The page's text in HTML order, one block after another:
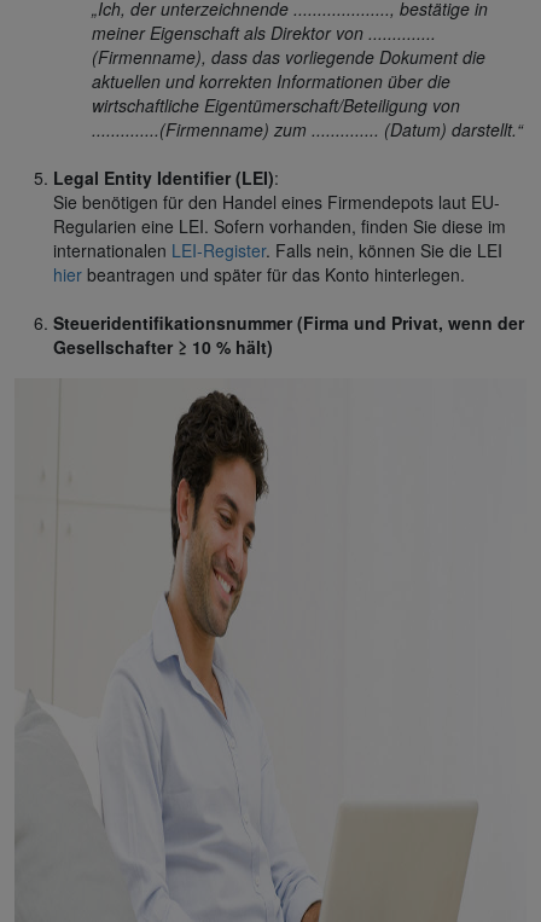
„Ich, der unterzeichnende ...................., bestätige in
meiner Eigenschaft als Direktor von ..............
(Firmenname), dass das vorliegende Dokument die
aktuellen und korrekten Informationen über die
wirtschaftliche Eigentümerschaft/Beteiligung von
..............(Firmenname) zum .............. (Datum) darstellt.“
Legal Entity Identifier (LEI):
Sie benötigen für den Handel eines Firmendepots laut EU-
Regularien eine LEI. Sofern vorhanden, finden Sie diese im
internationalen LEI-Register. Falls nein, können Sie die LEI
hier beantragen und später für das Konto hinterlegen.
Steueridentifikationsnummer (Firma und Privat, wenn der
Gesellschafter ≥ 10 % hält)